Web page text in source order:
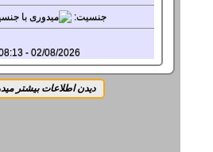
جنسيت:
02/08/2026 - 08:13